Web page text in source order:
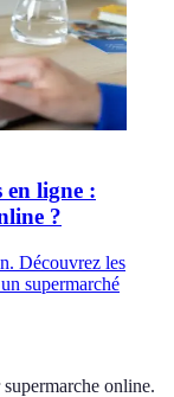
en ligne :
?
Découvrez les
supermarché
supermarche online.